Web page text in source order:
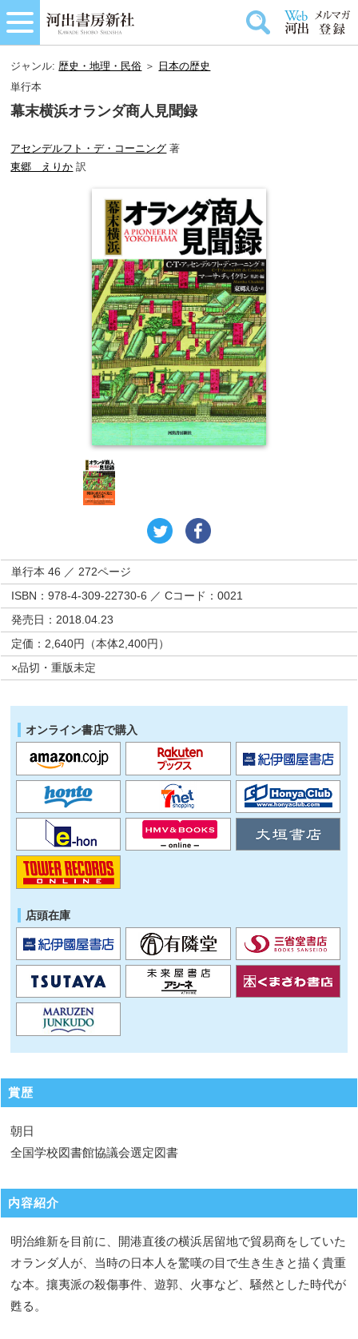
ジャンル:歴史・地理・民俗 ＞
日本の歴史
単行本
幕末横浜オランダ商人見聞録
アセンデルフト・デ・コーニング 著
東郷 えりか 訳
単行本 46 ／ 272ページ
ISBN：978-4-309-22730-6 ／ Cコード：0021
発売日：2018.04.23
定価：2,640円（本体2,400円）
×品切・重版未定
オンライン書店で購入
店頭在庫
賞歴
朝日
全国学校図書館協議会選定図書
内容紹介
明治維新を目前に、開港直後の横浜居留地で貿易商をしていた
オランダ人が、当時の日本人を驚嘆の目で生き生きと描く貴重
な本。攘夷派の殺傷事件、遊郭、火事など、騒然とした時代が
甦る。